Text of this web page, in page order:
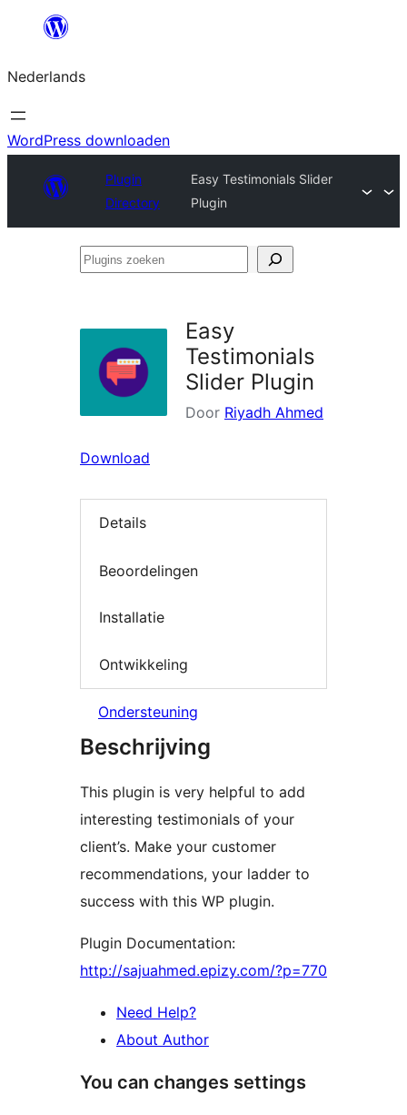
de
inhoud
Nederlands
WordPress downloaden
Plugin
Directory
Easy Testimonials Slider
Plugin
Plugins
Easy
Testimonials
Slider Plugin
Door Riyadh Ahmed
Download
Details
Beoordelingen
Installatie
Ontwikkeling
Ondersteuning
Beschrijving
This plugin is very helpful to add
interesting testimonials of your
client’s. Make your customer
recommendations, your ladder to
success with this WP plugin.
Plugin Documentation:
http://sajuahmed.epizy.com/?p=770
Need Help?
About Author
You can changes settings